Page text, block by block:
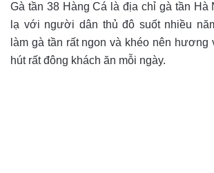
Gà tần 38 Hàng Cá là địa chỉ gà tần Hà
lạ với người dân thủ đô suốt nhiều
làm gà tần rất ngon và khéo nên hương
hút rất đông khách ăn mỗi ngày.